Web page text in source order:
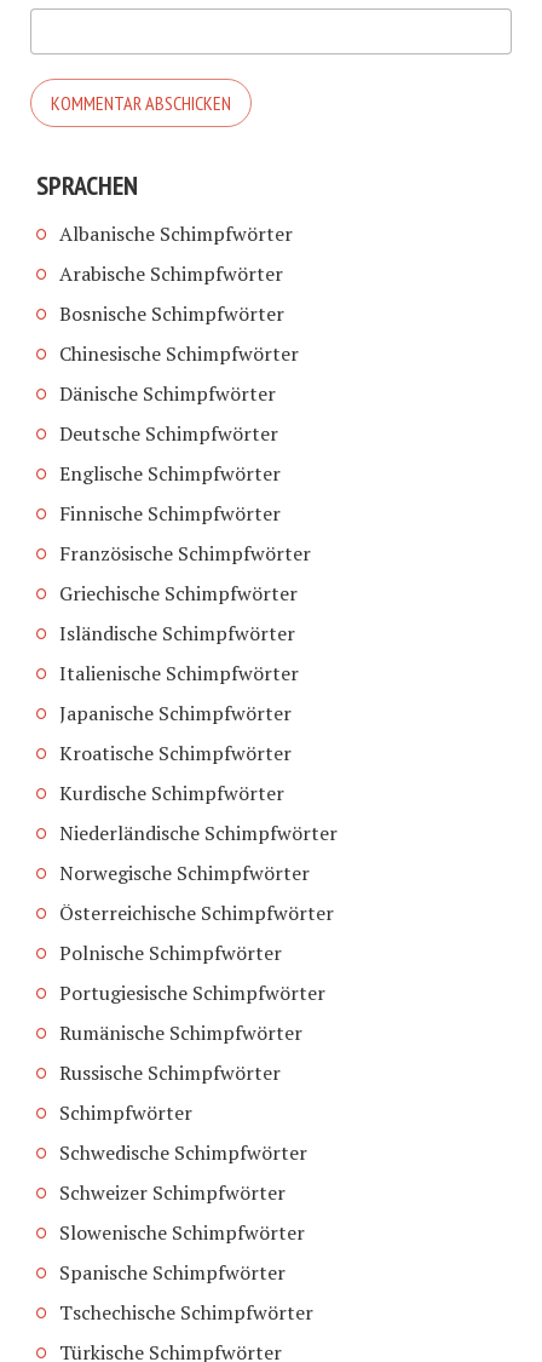
SPRACHEN
Albanische Schimpfwörter
Arabische Schimpfwörter
Bosnische Schimpfwörter
Chinesische Schimpfwörter
Dänische Schimpfwörter
Deutsche Schimpfwörter
Englische Schimpfwörter
Finnische Schimpfwörter
Französische Schimpfwörter
Griechische Schimpfwörter
Isländische Schimpfwörter
Italienische Schimpfwörter
Japanische Schimpfwörter
Kroatische Schimpfwörter
Kurdische Schimpfwörter
Niederländische Schimpfwörter
Norwegische Schimpfwörter
Österreichische Schimpfwörter
Polnische Schimpfwörter
Portugiesische Schimpfwörter
Rumänische Schimpfwörter
Russische Schimpfwörter
Schimpfwörter
Schwedische Schimpfwörter
Schweizer Schimpfwörter
Slowenische Schimpfwörter
Spanische Schimpfwörter
Tschechische Schimpfwörter
Türkische Schimpfwörter